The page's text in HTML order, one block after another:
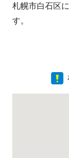
札幌市白石区
す。